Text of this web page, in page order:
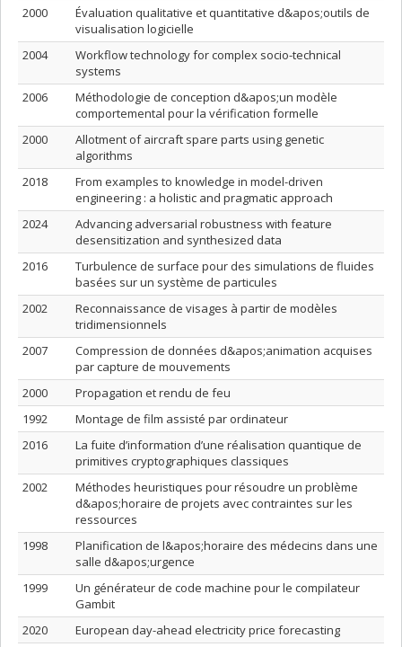
2000
Évaluation qualitative et quantitative d&apos;outils de
visualisation logicielle
2004
Workflow technology for complex socio-technical
systems
2006
Méthodologie de conception d&apos;un modèle
comportemental pour la vérification formelle
2000
Allotment of aircraft spare parts using genetic
algorithms
2018
From examples to knowledge in model-driven
engineering : a holistic and pragmatic approach
2024
Advancing adversarial robustness with feature
desensitization and synthesized data
2016
Turbulence de surface pour des simulations de fluides
basées sur un système de particules
2002
Reconnaissance de visages à partir de modèles
tridimensionnels
2007
Compression de données d&apos;animation acquises
par capture de mouvements
2000
Propagation et rendu de feu
1992
Montage de film assisté par ordinateur
2016
La fuite d’information d’une réalisation quantique de
primitives cryptographiques classiques
2002
Méthodes heuristiques pour résoudre un problème
d&apos;horaire de projets avec contraintes sur les
ressources
1998
Planification de l&apos;horaire des médecins dans une
salle d&apos;urgence
1999
Un générateur de code machine pour le compilateur
Gambit
2020
European day-ahead electricity price forecasting